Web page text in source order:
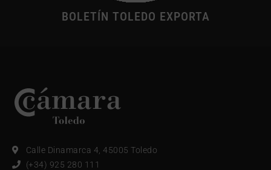
BOLETÍN TOLEDO EXPORTA
Calle Dinamarca 4, 45005 Toledo
(+34) 925 280 111